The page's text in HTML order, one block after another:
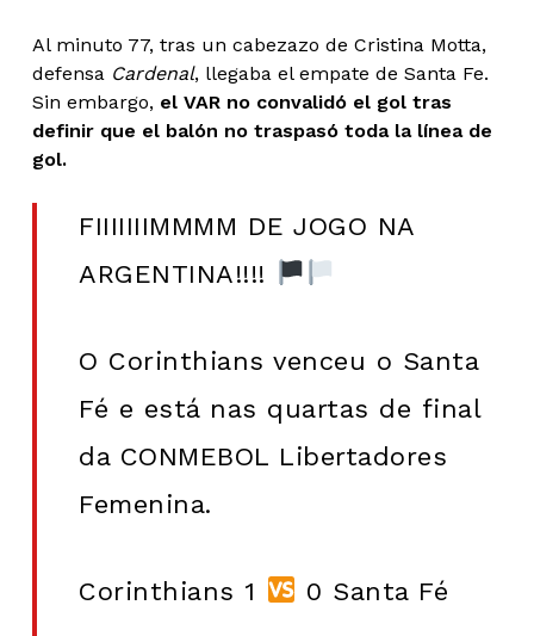
Al minuto 77, tras un cabezazo de Cristina Motta,
defensaCardenal, llegaba el empate de Santa Fe.
Sin embargo, el VAR no convalidó el gol tras
definir que el balón no traspasó toda la línea de
gol.
FIIIIIIIMMMM DE JOGO NA
ARGENTINA!!!!
O Corinthians venceu o Santa
Fé e está nas quartas de final
da CONMEBOL Libertadores
Femenina.
Corinthians 1 0 Santa Fé